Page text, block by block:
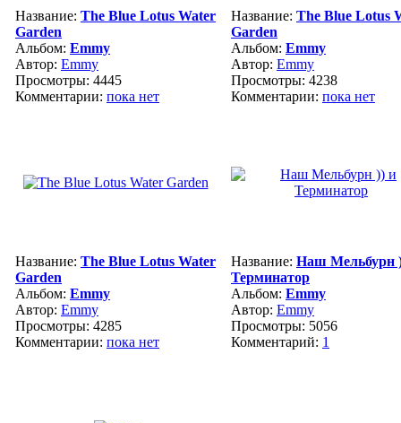
Название: The Blue Lotus Water
Garden
Альбом: Emmy
Автор: Emmy
Просмотры: 4445
Комментарии: пока нет
Название: The Blue Lotus
Garden
Альбом: Emmy
Автор: Emmy
Просмотры: 4238
Комментарии: пока нет
Название: The Blue Lotus Water
Garden
Альбом: Emmy
Автор: Emmy
Просмотры: 4285
Комментарии: пока нет
Название: Наш Мельбурн
Терминатор
Альбом: Emmy
Автор: Emmy
Просмотры: 5056
Комментарий: 1